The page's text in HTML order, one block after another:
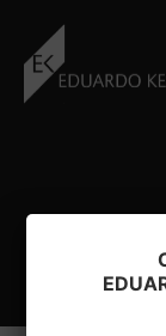
conteúdo